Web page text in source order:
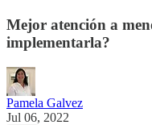
Mejor atención a
implementarla?
Pamela Galvez
Jul 06, 2022